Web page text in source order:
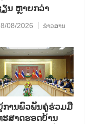
ຽນ ຫຼາຍກວ່າ
08/2026 ຂ່າວສານ
ການ​ພົວ​ພັນ​ຄູ່​ຮ່ວມ​ມື​
ະ​ສາດ​ຮອດ​ບ້ານ